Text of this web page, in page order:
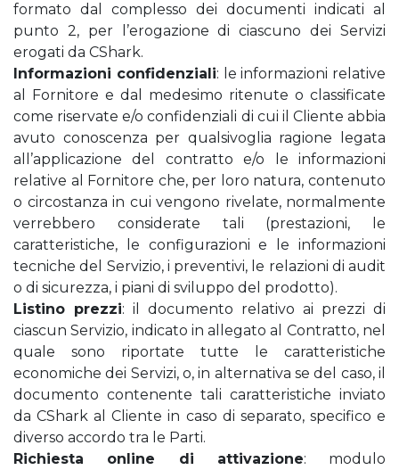
formato dal complesso dei documenti indicati al
punto 2, per l’erogazione di ciascuno dei Servizi
erogati da CShark.
Informazioni confidenziali: le informazioni relative
al Fornitore e dal medesimo ritenute o classificate
come riservate e/o confidenziali di cui il Cliente abbia
avuto conoscenza per qualsivoglia ragione legata
all’applicazione del contratto e/o le informazioni
relative al Fornitore che, per loro natura, contenuto
o circostanza in cui vengono rivelate, normalmente
verrebbero considerate tali (prestazioni, le
caratteristiche, le configurazioni e le informazioni
tecniche del Servizio, i preventivi, le relazioni di audit
o di sicurezza, i piani di sviluppo del prodotto).
Listino prezzi: il documento relativo ai prezzi di
ciascun Servizio, indicato in allegato al Contratto, nel
quale sono riportate tutte le caratteristiche
economiche dei Servizi, o, in alternativa se del caso, il
documento contenente tali caratteristiche inviato
da CShark al Cliente in caso di separato, specifico e
diverso accordo tra le Parti.
Richiesta online di attivazione: modulo